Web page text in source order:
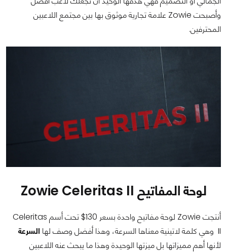
وأصبحت Zowie علامة تجارية موثوق بها بين مجتمع اللاعبين
المحترفين.
لوحة المفاتيح Zowie Celeritas II
أنتجت Zowie لوحة مفاتيح واحدة بسعر 130$ تحت أسم Celeritas
II وهي كلمة لاتينية معناها السرعة، وهذا أفضل وصف لها
السرعة
لأنها أهم مميزاتها بل ميزتها الوحيدة وهذا ما يبحث عنه اللاعبين